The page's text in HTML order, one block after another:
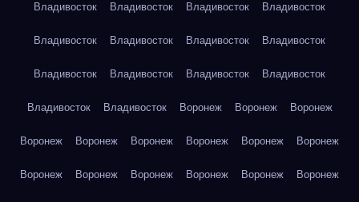
Владивосток Владивосток Владивосток Владивосток
Владивосток Владивосток Владивосток Владивосток
Владивосток Владивосток Владивосток Владивосток
Владивосток Владивосток Воронеж Воронеж Воронеж
Воронеж Воронеж Воронеж Воронеж Воронеж Воронеж
Воронеж Воронеж Воронеж Воронеж Воронеж Воронеж